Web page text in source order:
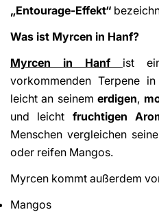
„Entourage-Effekt“
Was ist Myrcen in Hanf?
Myrcen in Hanf
ist
vorkommenden Terpene
leicht an seinemerdigen,
und leicht fruchtigen
Menschen vergleichen
oder reifen Mangos.
Myrcen kommt außerdem
Mangos